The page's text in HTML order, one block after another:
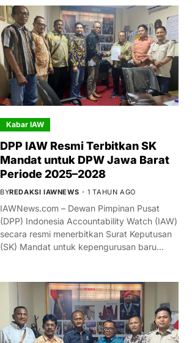
Kabar IAW
DPP IAW Resmi Terbitkan SK
Mandat untuk DPW Jawa Barat
Periode 2025–2028
BYREDAKSI IAWNEWS 1 TAHUN AGO
IAWNews.com – Dewan Pimpinan Pusat
(DPP) Indonesia Accountability Watch (IAW)
secara resmi menerbitkan Surat Keputusan
(SK) Mandat untuk kepengurusan baru…